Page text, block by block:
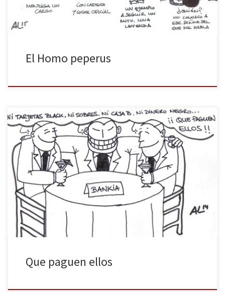
El Homo peperus
Ahora con las tarjetas black de Blesa y Rato, y antes con los
sobresueldos, la caja B del Partido Popular y el capitalismo de
amiguetes que practican Aznar, Aguirre, Rajoy y tantos otros, cada
día tengo más claro que la factura de todo este latrocinio va a
apuntarse a la […]
Que paguen ellos